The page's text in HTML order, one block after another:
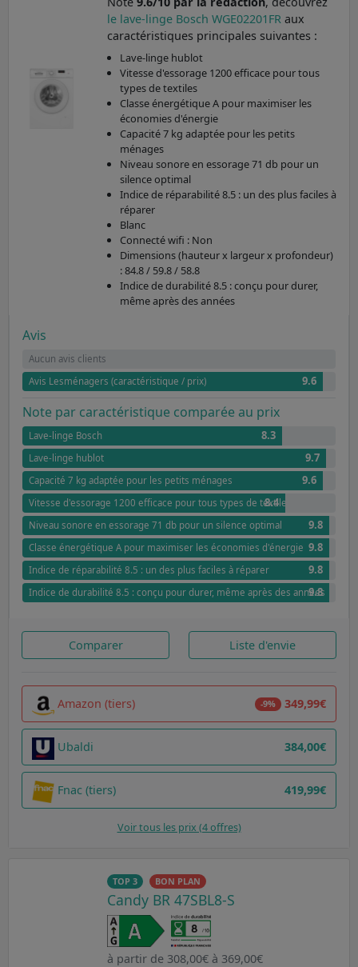
le lave-linge Bosch WGE02201FR aux
caractéristiques principales suivantes :
Lave-linge hublot
Vitesse d'essorage 1200 efficace pour tous
types de textiles
Classe énergétique A pour maximiser les
économies d'énergie
Capacité 7 kg adaptée pour les petits
ménages
Niveau sonore en essorage 71 db pour un
silence optimal
Indice de réparabilité 8.5 : un des plus faciles à
réparer
Blanc
Connecté wifi : Non
Dimensions (hauteur x largeur x profondeur)
: 84.8 / 59.8 / 58.8
Indice de durabilité 8.5 : conçu pour durer,
même après des années
Avis
Aucun avis clients
Avis Lesménagers (caractéristique / prix)
9.6
Note par caractéristique comparée au prix
Lave-linge Bosch 8.3
Lave-linge hublot 9.7
Capacité 7 kg adaptée pour les petits ménages 9.6
Vitesse d'essorage 1200 efficace pour tous types de textiles
8.4
Niveau sonore en essorage 71 db pour un silence optimal 9.8
Classe énergétique A pour maximiser les économies d'énergie 9.8
Indice de réparabilité 8.5 : un des plus faciles à réparer 9.8
Indice de durabilité 8.5 : conçu pour durer, même après des années
9.8
Comparer Liste d'envie
Amazon (tiers) -9% 349,99€
Ubaldi 384,00€
Fnac (tiers) 419,99€
Voir tous les prix (4 offres)
TOP 3 BON PLAN
Candy BR 47SBL8-S
à partir de 308,00€ à 369,00€